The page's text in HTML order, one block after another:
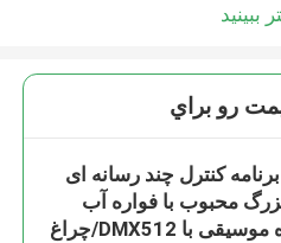
ببینید
رو براي
کنترل چند رسانه ای
محبوب با فواره آب
رقصنده موسیقی با DMX512/چراغ